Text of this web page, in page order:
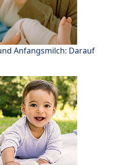
Anfangsmilch: Darauf